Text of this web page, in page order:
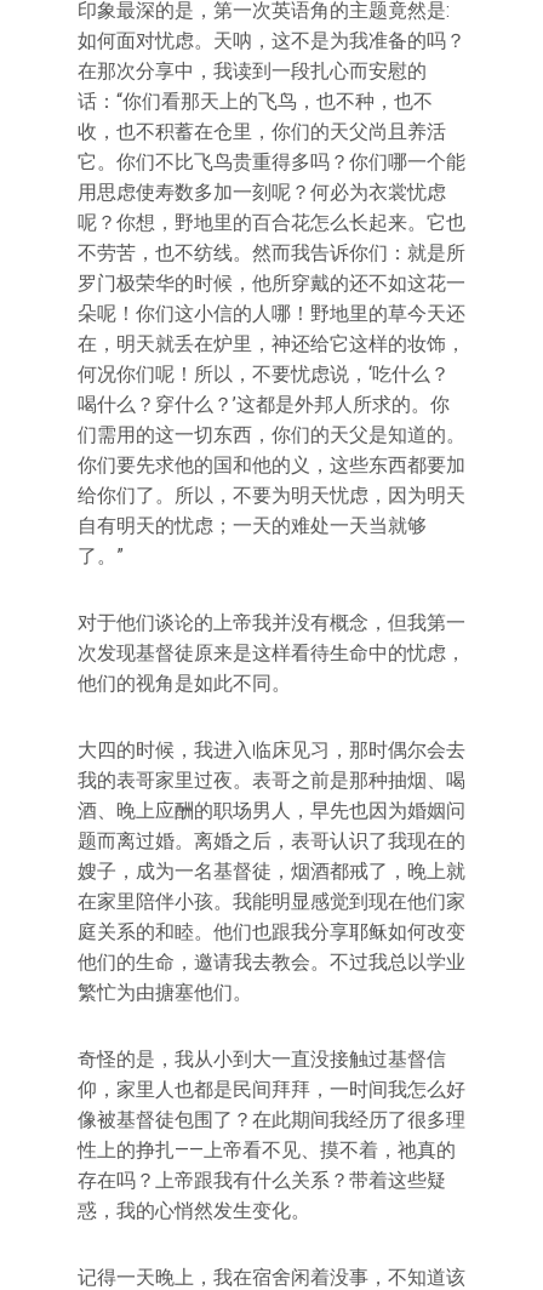
印象最深的是，第一次英语角的主题竟然是:
如何面对忧虑。天呐，这不是为我准备的吗？
在那次分享中，我读到一段扎心而安慰的
话：“你们看那天上的飞鸟，也不种，也不
收，也不积蓄在仓里，你们的天父尚且养活
它。你们不比飞鸟贵重得多吗？你们哪一个能
用思虑使寿数多加一刻呢？何必为衣裳忧虑
呢？你想，野地里的百合花怎么长起来。它也
不劳苦，也不纺线。然而我告诉你们：就是所
罗门极荣华的时候，他所穿戴的还不如这花一
朵呢！你们这小信的人哪！野地里的草今天还
在，明天就丢在炉里，神还给它这样的妆饰，
何况你们呢！所以，不要忧虑说，‘吃什么？
喝什么？穿什么？’这都是外邦人所求的。你
们需用的这一切东西，你们的天父是知道的。
你们要先求他的国和他的义，这些东西都要加
给你们了。所以，不要为明天忧虑，因为明天
自有明天的忧虑；一天的难处一天当就够
了。”
对于他们谈论的上帝我并没有概念，但我第一
次发现基督徒原来是这样看待生命中的忧虑，
他们的视角是如此不同。
大四的时候，我进入临床见习，那时偶尔会去
我的表哥家里过夜。表哥之前是那种抽烟、喝
酒、晚上应酬的职场男人，早先也因为婚姻问
题而离过婚。离婚之后，表哥认识了我现在的
嫂子，成为一名基督徒，烟酒都戒了，晚上就
在家里陪伴小孩。我能明显感觉到现在他们家
庭关系的和睦。他们也跟我分享耶稣如何改变
他们的生命，邀请我去教会。不过我总以学业
繁忙为由搪塞他们。
奇怪的是，我从小到大一直没接触过基督信
仰，家里人也都是民间拜拜，一时间我怎么好
像被基督徒包围了？在此期间我经历了很多理
性上的挣扎——上帝看不见、摸不着，祂真的
存在吗？上帝跟我有什么关系？带着这些疑
惑，我的心悄然发生变化。
记得一天晚上，我在宿舍闲着没事，不知道该